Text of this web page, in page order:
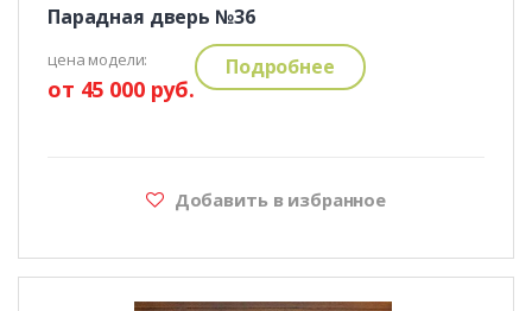
Парадная дверь №36
цена модели:
от 45 000 руб.
Подробнее
Добавить в избранное